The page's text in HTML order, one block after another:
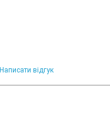
Написати відгук